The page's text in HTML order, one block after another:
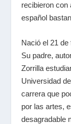
recibieron con
español
Nació el 21 de
Su padre,
Zorrilla
Universidad
carrera que
por las artes,
desagradable